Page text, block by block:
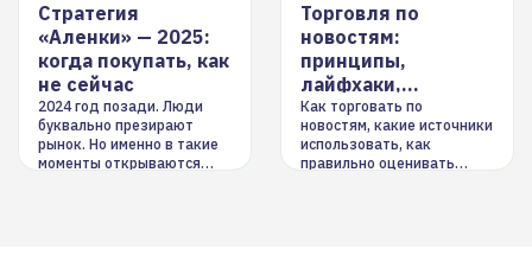
Стратегия
«Аленки» — 2025:
когда покупать, как
не сейчас
2024 год позади. Люди
буквально презирают
рынок. Но именно в такие
моменты открываются
Торговля по
новостям:
принципы,
лайфхаки,
инструменты
Как торговать по
новостям, какие источники
использовать, как
правильно оценивать